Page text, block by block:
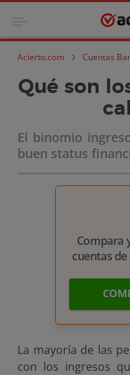
Acierto.com Cuentas
Qué son
El binomio
buen status
Compara
cuentas
La mayoría de las
con los ingresos